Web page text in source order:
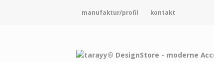
manufaktur/profil kontakt